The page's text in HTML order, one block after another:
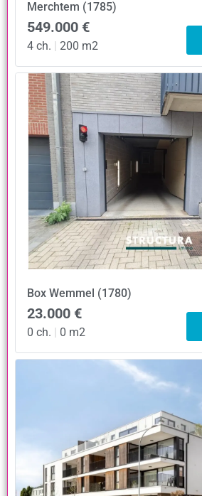
Merchtem (1785)
549.000 €
4 ch. | 200 m2
Box Wemmel (1780)
23.000 €
0 ch. | 0 m2